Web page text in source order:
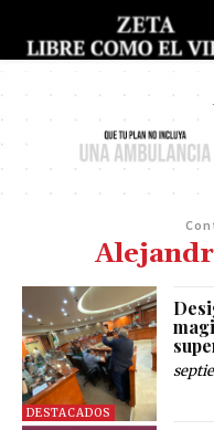
DESTACADOS